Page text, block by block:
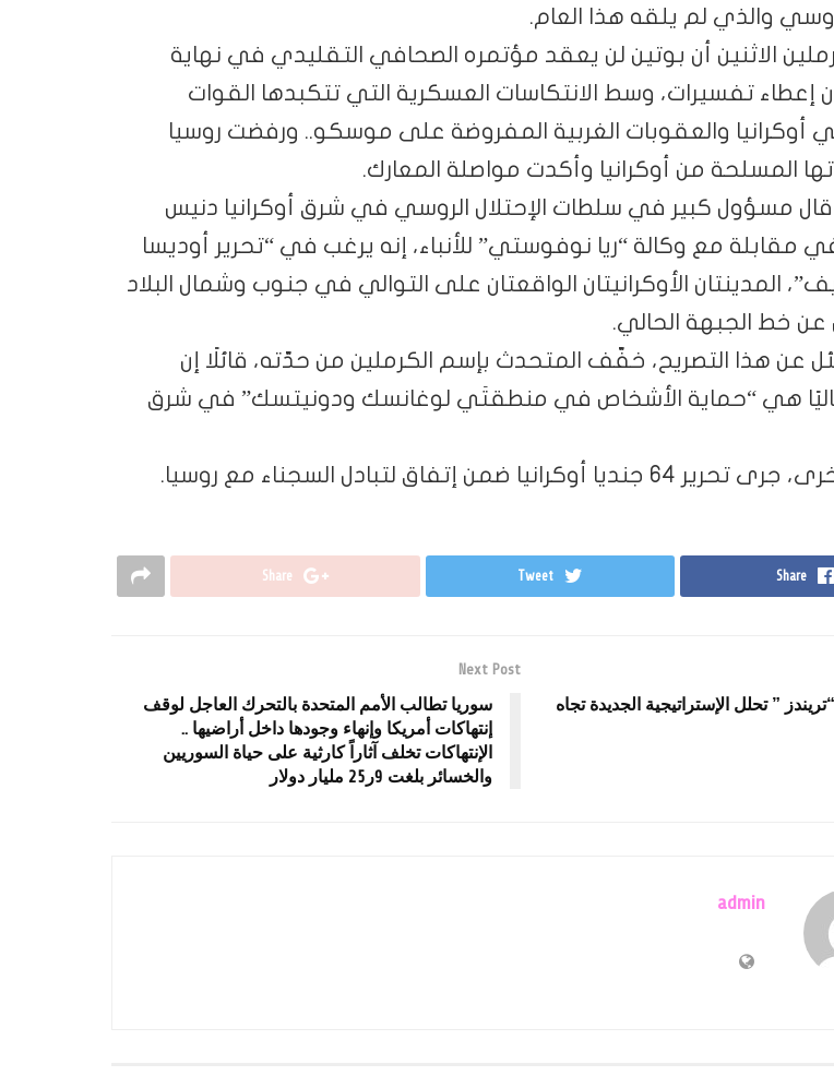
والذي لم يلقه هذا العام.
الاثنين أن بوتين لن يعقد مؤتمره الصحافي التقليدي في نهاية
إعطاء تفسيرات، وسط الانتكاسات العسكرية التي تتكبدها القوات
أوكرانيا والعقوبات الغربية المفروضة على موسكو.. ورفضت روسيا
المسلحة من أوكرانيا وأكدت مواصلة المعارك.
قال مسؤول كبير في سلطات الإحتلال الروسي في شرق أوكرانيا دنيس
مقابلة مع وكالة “ريا نوفوستي” للأنباء، إنه يرغب في “تحرير أوديسا
المدينتان الأوكرانيتان الواقعتان على التوالي في جنوب وشمال البلاد
عن خط الجبهة الحالي.
عن هذا التصريح، خفّف المتحدث بإسم الكرملين من حدّته، قائلًا إن
حاليًا هي “حماية الأشخاص في منطقتَي لوغانسك ودونيتسك” في شرق
أوكرانيا ضمن إتفاق لتبادل السجناء مع روسيا.
Share
Tweet
Share
” تحلل الإستراتيجية الجديدة تجاه
Next Post
سوريا تطالب الأمم المتحدة بالتحرك العاجل لوقف
إنتهاكات أمريكا وإنهاء وجودها داخل أراضيها ..
الإنتهاكات تخلف آثاراً كارثية على حياة السوريين
والخسائر بلغت 9ر25 مليار دولار
admin